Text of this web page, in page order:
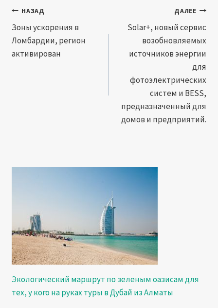
Навигация
по
записям
НАЗАД
Зоны ускорения в
Ломбардии, регион
активирован
ДАЛЕЕ
Solar+, новый сервис
возобновляемых
источников энергии
для
фотоэлектрических
систем и BESS,
предназначенный для
домов и предприятий.
Экологический маршрут по зеленым оазисам для
тех, у кого на руках туры в Дубай из Алматы